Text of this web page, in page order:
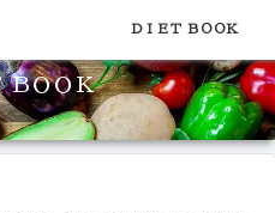
素がわかる！健康やダイエットに
ＢＯＯＫ
ＤＩＥＴ ＢＯＯＫ